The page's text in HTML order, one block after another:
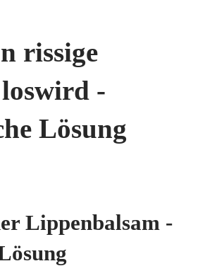
rissige
-
Lösung
Lippenbalsam -